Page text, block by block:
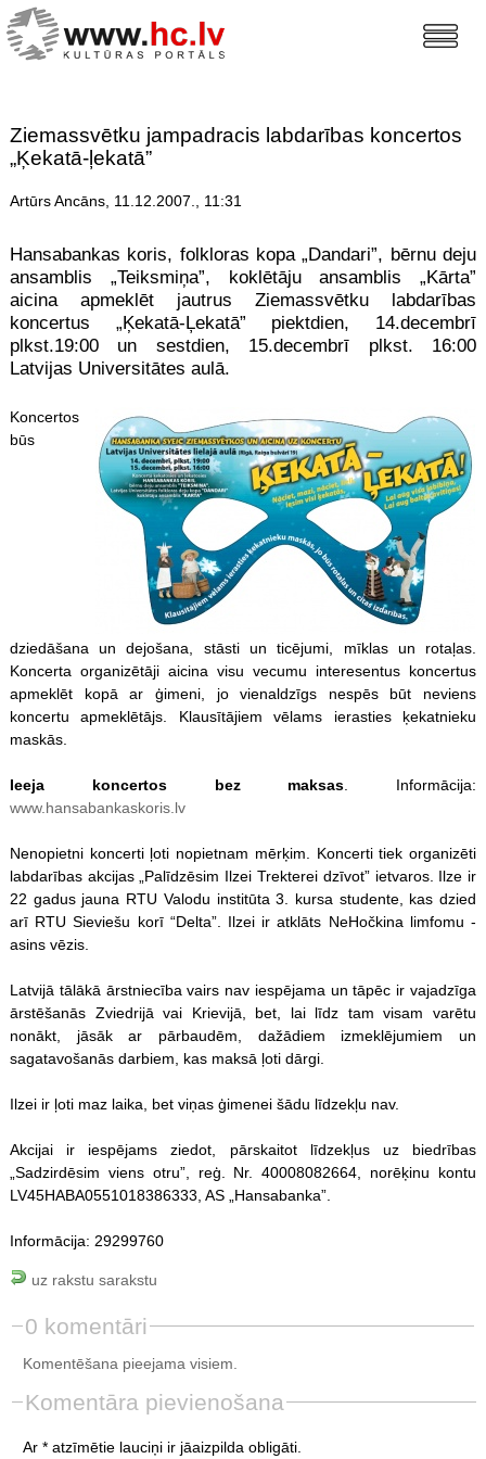
Ziemassvētku jampadracis labdarības koncertos
„Ķekatā-ļekatā”
Artūrs Ancāns, 11.12.2007., 11:31
Hansabankas koris, folkloras kopa „Dandari”, bērnu deju
ansamblis „Teiksmiņa”, koklētāju ansamblis „Kārta”
aicina apmeklēt jautrus Ziemassvētku labdarības
koncertus „Ķekatā-Ļekatā” piektdien, 14.decembrī
plkst.19:00 un sestdien, 15.decembrī plkst. 16:00
Latvijas Universitātes aulā.
Koncertos
būs
dziedāšana un dejošana, stāsti un ticējumi, mīklas un rotaļas.
Koncerta organizētāji aicina visu vecumu interesentus koncertus
apmeklēt kopā ar ģimeni, jo vienaldzīgs nespēs būt neviens
koncertu apmeklētājs. Klausītājiem vēlams ierasties ķekatnieku
maskās.
Ieeja koncertos bez maksas . Informācija:
www.hansabankaskoris.lv
Nenopietni koncerti ļoti nopietnam mērķim. Koncerti tiek organizēti
labdarības akcijas „Palīdzēsim Ilzei Trekterei dzīvot” ietvaros. Ilze ir
22 gadus jauna RTU Valodu institūta 3. kursa studente, kas dzied
arī RTU Sieviešu korī “Delta”. Ilzei ir atklāts NeHočkina limfomu -
asins vēzis.
Latvijā tālākā ārstniecība vairs nav iespējama un tāpēc ir vajadzīga
ārstēšanās Zviedrijā vai Krievijā, bet, lai līdz tam visam varētu
nonākt, jāsāk ar pārbaudēm, dažādiem izmeklējumiem un
sagatavošanās darbiem, kas maksā ļoti dārgi.
Ilzei ir ļoti maz laika, bet viņas ģimenei šādu līdzekļu nav.
Akcijai ir iespējams ziedot, pārskaitot līdzekļus uz biedrības
„Sadzirdēsim viens otru”, reģ. Nr. 40008082664, norēķinu kontu
LV45HABA0551018386333, AS „Hansabanka”.
Informācija: 29299760
uz rakstu sarakstu
0 komentāri
Komentēšana pieejama visiem.
Komentāra pievienošana
Ar * atzīmētie lauciņi ir jāaizpilda obligāti.